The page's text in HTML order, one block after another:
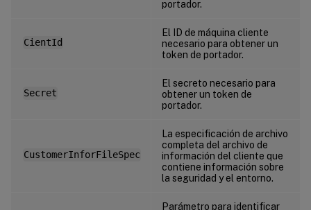
portador.
CientId
El ID de máquina cliente
necesario para obtener un
token de portador.
Secret
El secreto necesario para
obtener un token de
portador.
CustomerInforFileSpec
La especificación de archivo
completa del archivo de
información del cliente que
contiene información sobre
la seguridad y el entorno.
Parámetro para identificar